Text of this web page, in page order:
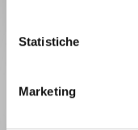
Statistiche
Marketing